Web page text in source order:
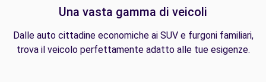
Una vasta gamma di veicoli
Dalle auto cittadine economiche ai SUV e furgoni familiari,
trova il veicolo perfettamente adatto alle tue esigenze.